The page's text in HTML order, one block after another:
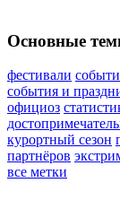
Основные
фестивали
события и
официоз
курортный сезон
партнёров
все метки